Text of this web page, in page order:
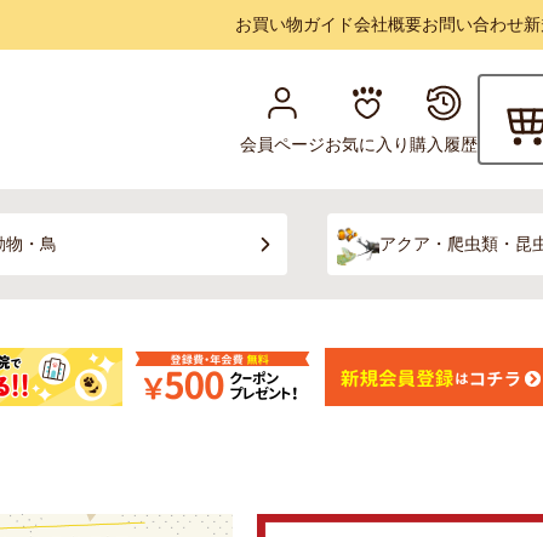
お買い物ガイド会社概要お問い合わせ
会員ページお気に入り購入履歴
物・鳥 アクア・爬虫類・昆